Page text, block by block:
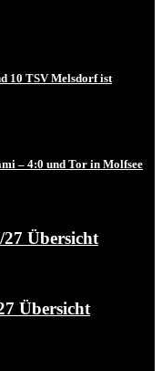
10 TSV Melsdorf ist
– 4:0 und Tor in Molfsee
Übersicht
Übersicht